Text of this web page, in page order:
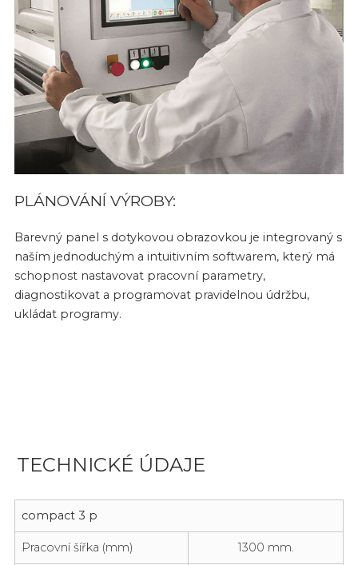
PLÁNOVÁNÍ VÝROBY:
Barevný panel s dotykovou obrazovkou je integrovaný s
naším jednoduchým a intuitivním softwarem, který má
schopnost nastavovat pracovní parametry,
diagnostikovat a programovat pravidelnou údržbu,
ukládat programy.
TECHNICKÉ ÚDAJE
compact 3 p
Pracovní šířka (mm) 1300 mm.